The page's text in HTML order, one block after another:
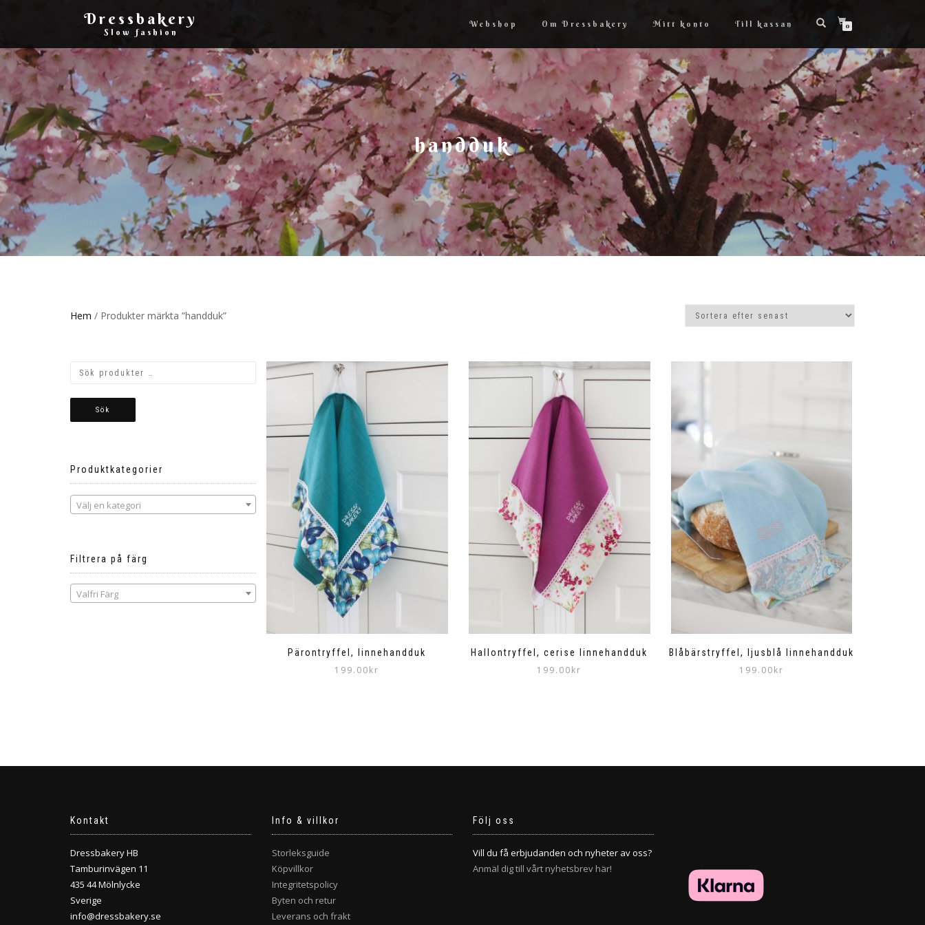
Dressbakery
Slow fashion
Webshop Om Dressbakery Mitt konto Till kassan 0
handduk
Hem / Produkter märkta ”handduk”
Pärontryffel, linnehandduk
199.00kr
Hallontryffel, cerise linnehandduk
199.00kr
Blåbärstryffel, ljusblå linnehandduk
199.00kr
Sök
Produktkategorier
Välj en kategori
Filtrera på färg
Valfri Färg
Kontakt
Dressbakery HB
Tamburinvägen 11
435 44 Mölnlycke
Sverige
info@dressbakery.se
Info & villkor
Storleksguide
Köpvillkor
Integritetspolicy
Byten och retur
Leverans och frakt
Följ oss
Vill du få erbjudanden och nyheter av oss?
Anmäl dig till vårt nyhetsbrev här!